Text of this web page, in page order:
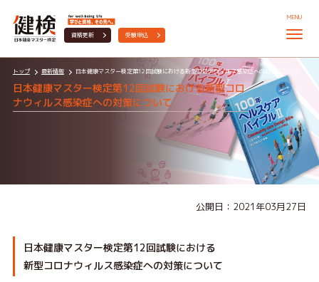
資格更新 受験申込
MENU
トップ 最新情報 日本健康マスター検定第12回試験における新型コロナウィルス感染症への対策について
日本健康マスター検定第12回試験における新型コロ
ナウィルス感染症への対策について
公開日：2021年03月27日
日本健康マスター検定第12回試験における
新型コロナウィルス感染症への対策について